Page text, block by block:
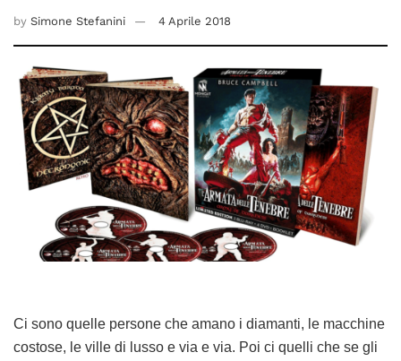
by Simone Stefanini 4 Aprile 2018
Ci sono quelle persone che amano i diamanti, le macchine
costose, le ville di lusso e via e via. Poi ci quelli che se gli